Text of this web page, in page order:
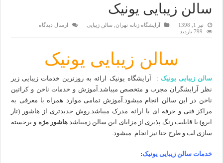
سالن زیبایی یونیک
تیر 1, 1398 آرایشگاه زنانه تهران ,سالن زیبایی
ارسال دیدگاه
799 بازدید
سالن زیبایی یونیک
سالن زیبایی یونیک : آرایشگاه یونیک ارائه به روزترین خدمات زیبایی زیر
نظر آرایشگران مجرب و متخصص میباشد.آموزش و خدمات ناخن و کراتین
ناخن در این سالن انجام میشود.آموزش تمامی موارد همراه با معرفی به
مراکز فنی و حرفه ای با ارائه مدرک میباشد.روش جدیدتری از هاشور (تار
ابرو) با قابلیت رنگ پذیری از مزایای این سالن زمیباشد.هاشور مژه و برجسته
سازی لب و طرح حنا نیز انجام میشود.
خدمات سالن زیبایی یونیک: